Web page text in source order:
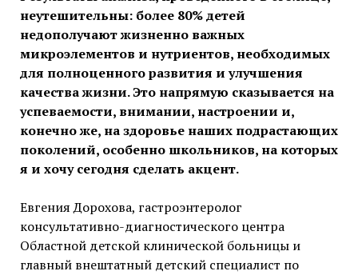
неутешительны: более 80% детей
недополучают жизненно важных
микроэлементов и нутриентов, необходимых
для полноценного развития и улучшения
качества жизни. Это напрямую сказывается на
успеваемости, внимании, настроении и,
конечно же, на здоровье наших подрастающих
поколений, особенно школьников, на которых
я и хочу сегодня сделать акцент.
Евгения Дорохова, гастроэнтеролог
консультативно-диагностического центра
Областной детской клинической больницы и
главный внештатный детский специалист по